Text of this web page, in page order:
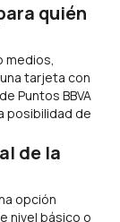
quién
medios,
tarjeta con
Puntos BBVA
posibilidad de
de la
opción
nivel básico o